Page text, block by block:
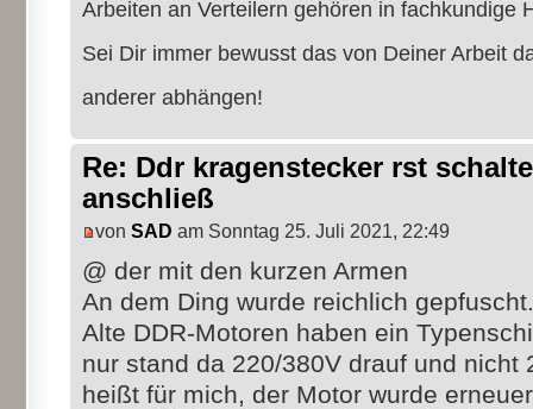
Arbeiten an Verteilern gehören in fachkundige
Sei Dir immer bewusst das von Deiner Arbeit
anderer abhängen!
Re: Ddr kragenstecker rst
anschließ
von SAD am Sonntag 25. Juli 2021, 22:49
@ der mit den kurzen Armen
An dem Ding wurde reichlich gepfuscht.
Alte DDR-Motoren haben ein
nur stand da 220/380V drauf und nicht
heißt für mich, der Motor wurde